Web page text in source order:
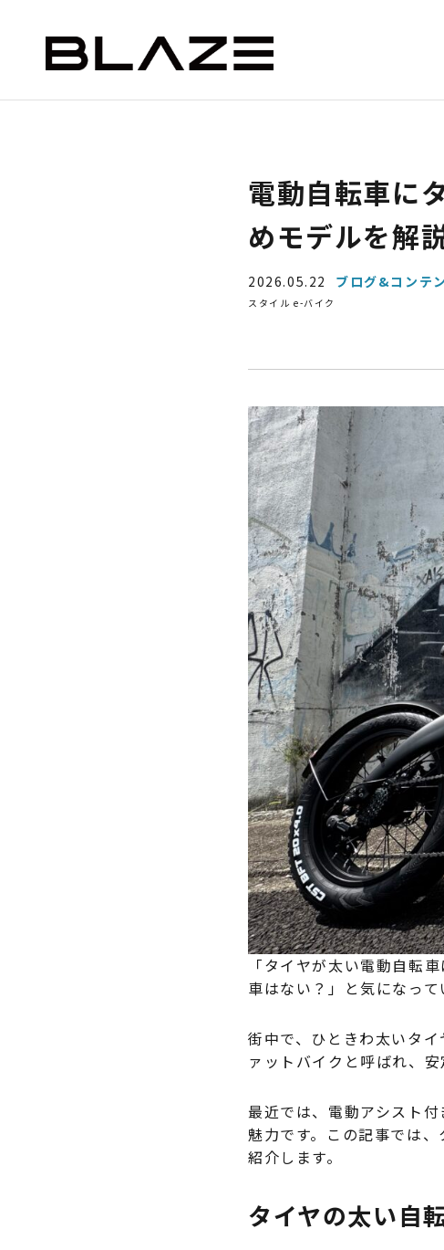
デリバリー（ミニカー）
EV DELIVERY
一般原付登録 ・ ミニカー登録
ルーフレス：車体価格 ¥545,000
（税込¥599,500）
ルーフ装着：車体価格 ¥588,000
（税込¥646,800）
※諸費用別途
詳細を見る
購入する
NEWS
ニュース
電動自転車に
めモデルを解
2026.05.22 ブログ&コンテ
スタイル e-バイク
「タイヤが太い電動自転
車はない？」と気になっ
街中で、ひときわ太いタ
ァットバイクと呼ばれ、
最近では、電動アシスト
魅力です。この記事では
紹介します。
タイヤの太い自